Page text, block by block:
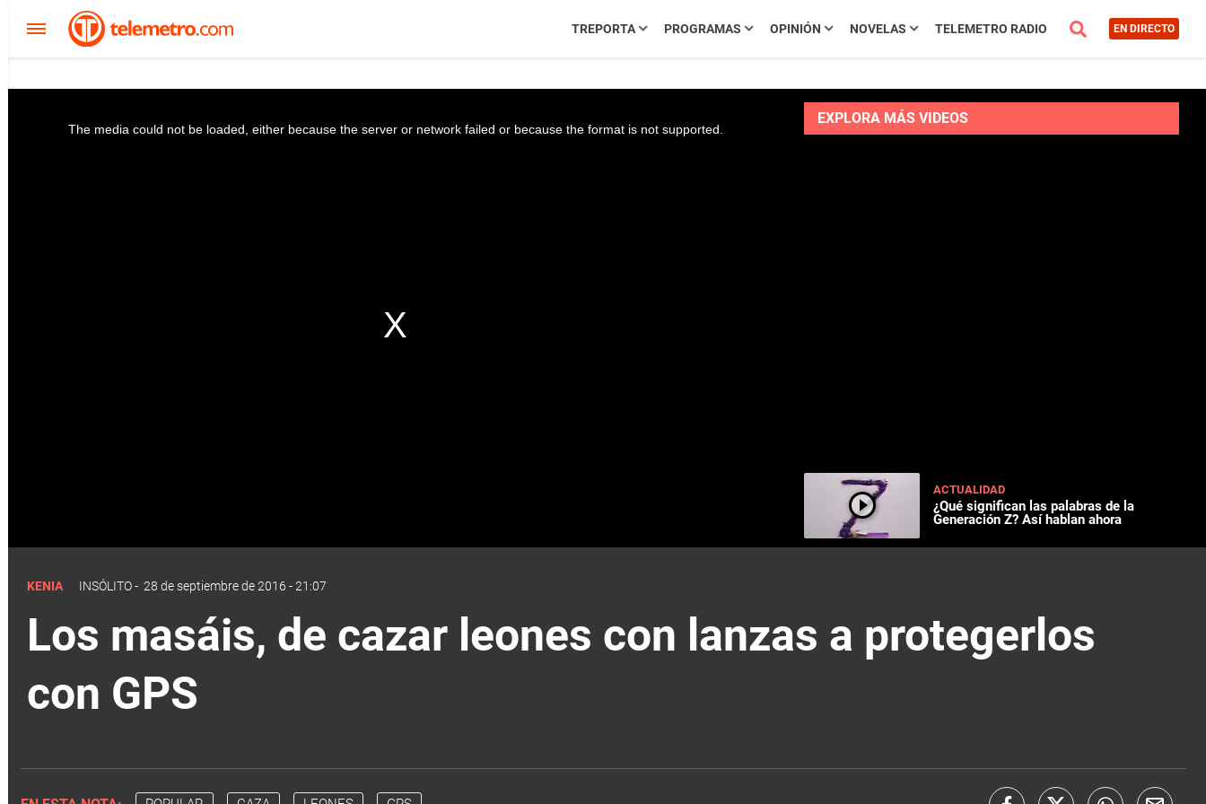
TREPORTA PROGRAMAS OPINIÓN NOVELAS TELEMETRO RADIO EN DIRECTO
The media could not be loaded, either because the server or network failed or because the format is not supported.
EXPLORA MÁS VIDEOS
ACTUALIDAD
¿Qué significan las palabras de la
Generación Z? Así hablan ahora
KENIA INSÓLITO- 28 de septiembre de 2016 - 21:07
Los masáis, de cazar leones con lanzas a protegerlos
con GPS